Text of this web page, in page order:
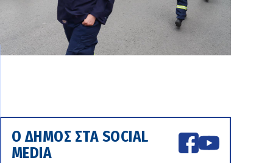
Ο ΔΗΜΟΣ ΣΤΑ SOCIAL
MEDIA